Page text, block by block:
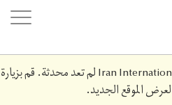
لعرض الموقع الجديد.